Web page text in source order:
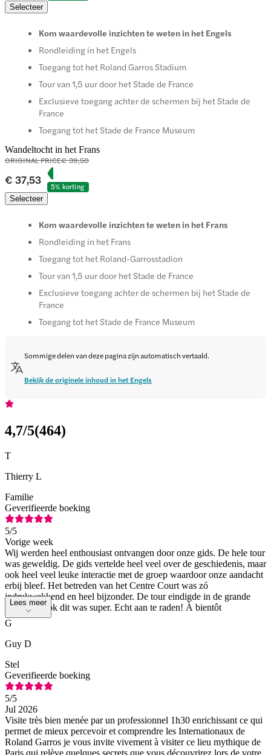
Selecteer
Kom waardevolle inzichten te weten in het Engels
Rondleiding in het Engels
Toegang tot het Roland Garros Stadium
Tour van 1,5 uur door het Stade de France
Exclusieve toegang achter de schermen bij het Stade de
France
Toegang tot het Stade de France Museum
Wandeltocht in het Frans
ORIGINAL PRICE€ 39,50
€ 37,53
5% korting
Selecteer
Kom waardevolle inzichten te weten in het Frans
Rondleiding in het Frans
Toegang tot het Roland-Garrosstadion
Tour van 1,5 uur door het Stade de France
Exclusieve toegang achter de schermen bij het Stade de
France
Toegang tot het Stade de France Museum
Sommige delen van deze pagina zijn automatisch vertaald.
Bekijk de originele inhoud in het Engels
4,7/5(464)
T
Thierry L
Familie
Geverifieerde boeking
5/5
Vorige week
Wij werden heel enthousiast ontvangen door onze gids. De hele tour
was geweldig. De gids vertelde heel veel over de geschiedenis, maar
ook heel veel leuke interactie met de groep waardoor onze aandacht
erbij bleef. Het betreden van het Centre Court was zó
indrukwekkend en heel bijzonder. De tour eindigde in de grande
boutique, ook dit was super. Echt aan te raden! À bientôt
Lees meer
G
Guy D
Stel
Geverifieerde boeking
5/5
Jul 2026
Visite très bien menée par un professionnel 1h30 enrichissant ce qui
permet de mieux percevoir et comprendre les Internationaux de
Roland Garros je vous invite vivement à visiter ce lieu mythique de